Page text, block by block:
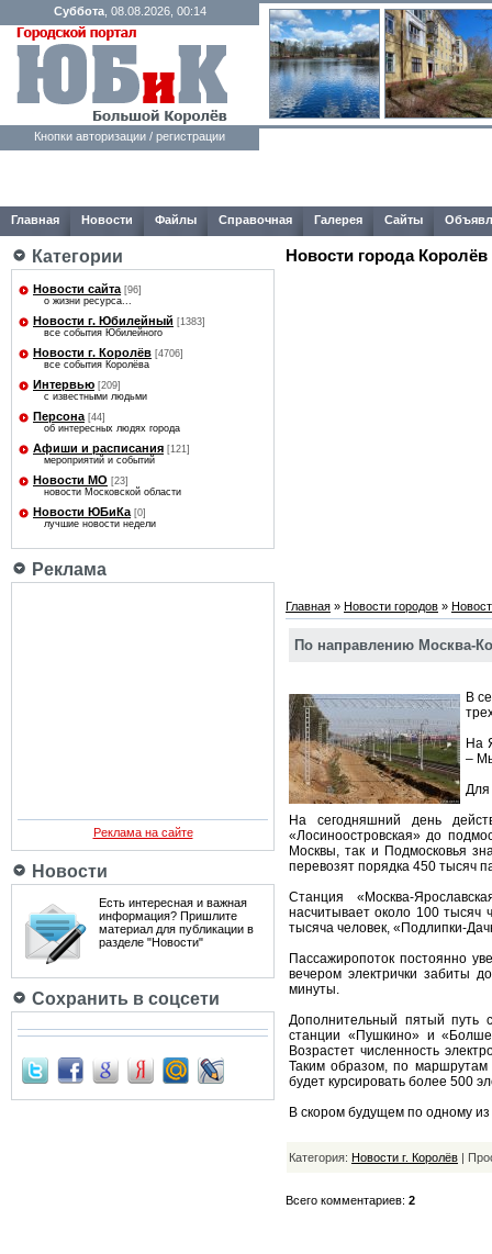
Суббота, 08.08.2026, 00:14
Кнопки авторизации / регистрации
Главная Новости Файлы Справочная Галерея Сайты
Категории
Новости сайта [96]
о жизни ресурса...
Новости г. Юбилейный [1383]
все события Юбилейного
Новости г. Королёв [4706]
все события Королёва
Интервью [209]
с известными людьми
Персона [44]
об интересных людях города
Афиши и расписания [121]
мероприятий и событий
Новости МО [23]
новости Московской области
Новости ЮБиКа [0]
лучшие новости недели
Реклама
Реклама на сайте
Новости
Есть интересная и важная
информация? Пришлите
материал для публикации в
разделе "Новости"
Сохранить в соцсети
Новости города Королёв
Главная » Новости городов »
По направлению Москва-
В
На
–
Для
На сегодняшний день
«Лосиноостровская» до
Москвы, так и Подмосковья
перевозят порядка 450 тысяч
Станция «Москва-
насчитывает около 100
тысяча человек, «Подлипки-
Пассажиропоток постоянно
вечером электрички забиты
минуты.
Дополнительный пятый путь
станции «Пушкино» и
Возрастет численность
Таким образом, по маршрутам
будет курсировать более 500
В скором будущем по одному
Категория: Новости г. Королёв |
Всего комментариев: 2